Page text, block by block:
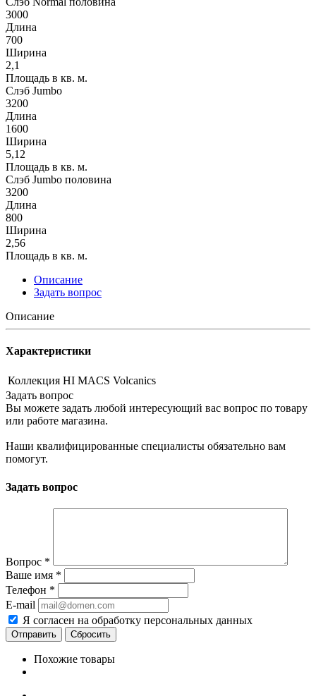
3000
Длина
700
Ширина
2,1
Площадь в кв. м.
Слэб Jumbo
3200
Длина
1600
Ширина
5,12
Площадь в кв. м.
Слэб Jumbo половина
3200
Длина
800
Ширина
2,56
Площадь в кв. м.
Описание
Задать вопрос
Описание
Характеристики
Коллекция HI MACS Volcanics
Задать вопрос
Вы можете задать любой интересующий вас вопрос по товару
или работе магазина.
Наши квалифицированные специалисты обязательно вам
помогут.
Задать вопрос
Вопрос *
Ваше имя *
Телефон *
E-mail
Я согласен на обработку персональных данных
Сбросить
Похожие товары